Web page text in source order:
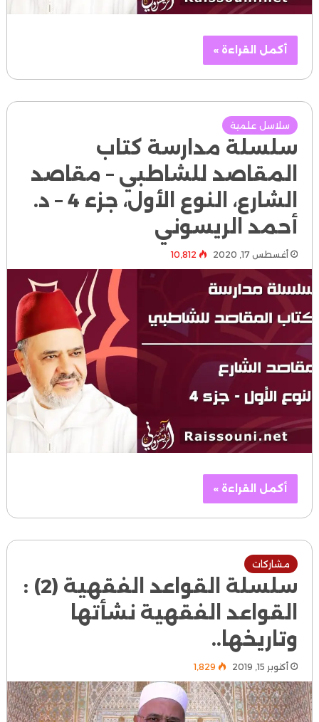
أكمل القراءة »
سلاسل علمية
سلسلة مدارسة كتاب
المقاصد للشاطبي – مقاصد
الشارع، النوع الأول، جزء 4 – د.
أحمد الريسوني
أغسطس 17, 2020 10٬812
أكمل القراءة »
مشاركات
سلسلة القواعد الفقهية (2) :
القواعد الفقهية نشأتها
وتاريخها..
أكتوبر 15, 2019 1٬829